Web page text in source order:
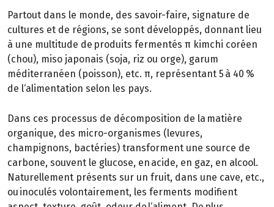
Partout dans le monde, des savoir-faire, signature de
cultures et de régions, se sont développés, donnant lieu
à une multitude de produits fermentés π kimchi coréen
(chou), miso japonais (soja, riz ou orge), garum
méditerranéen (poisson), etc. π, représentant 5 à 40 %
de l‘alimentation selon les pays.
Dans ces processus de décomposition de la matière
organique, des micro-organismes (levures,
champignons, bactéries) transforment une source de
carbone, souvent le glucose, en acide, en gaz, en alcool.
Naturellement présents sur un fruit, dans une cave, etc.,
ou inoculés volontairement, les ferments modifient